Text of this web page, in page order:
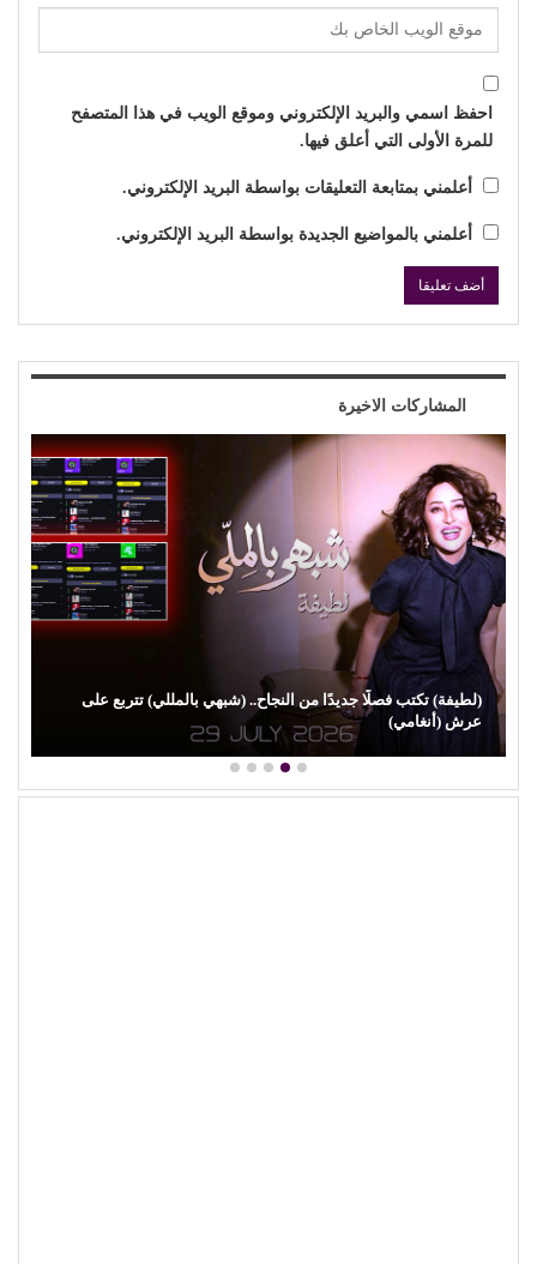
احفظ اسمي والبريد الإلكتروني وموقع الويب في هذا المتصفح
للمرة الأولى التي أعلق فيها.
أعلمني بمتابعة التعليقات بواسطة البريد الإلكتروني.
أعلمني بالمواضيع الجديدة بواسطة البريد الإلكتروني.
المشاركات الاخيرة
(لطيفة) تكتب فصلًا جديدًا من النجاح.. (شبهي بالمللي) تتربع على
عرش (أنغامي)